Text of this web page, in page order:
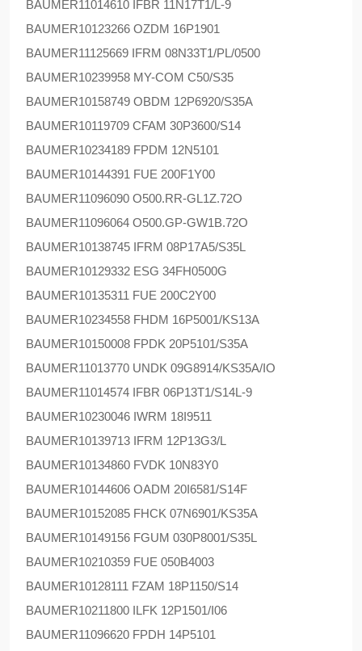
BAUMER11014610 IFBR 11N17T1/L-9
BAUMER10123266 OZDM 16P1901
BAUMER11125669 IFRM 08N33T1/PL/0500
BAUMER10239958 MY-COM C50/S35
BAUMER10158749 OBDM 12P6920/S35A
BAUMER10119709 CFAM 30P3600/S14
BAUMER10234189 FPDM 12N5101
BAUMER10144391 FUE 200F1Y00
BAUMER11096090 O500.RR-GL1Z.72O
BAUMER11096064 O500.GP-GW1B.72O
BAUMER10138745 IFRM 08P17A5/S35L
BAUMER10129332 ESG 34FH0500G
BAUMER10135311 FUE 200C2Y00
BAUMER10234558 FHDM 16P5001/KS13A
BAUMER10150008 FPDK 20P5101/S35A
BAUMER11013770 UNDK 09G8914/KS35A/IO
BAUMER11014574 IFBR 06P13T1/S14L-9
BAUMER10230046 IWRM 18I9511
BAUMER10139713 IFRM 12P13G3/L
BAUMER10134860 FVDK 10N83Y0
BAUMER10144606 OADM 20I6581/S14F
BAUMER10152085 FHCK 07N6901/KS35A
BAUMER10149156 FGUM 030P8001/S35L
BAUMER10210359 FUE 050B4003
BAUMER10128111 FZAM 18P1150/S14
BAUMER10211800 ILFK 12P1501/I06
BAUMER11096620 FPDH 14P5101